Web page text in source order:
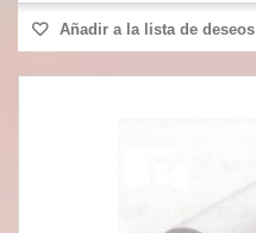
Añadir a la lista de deseos